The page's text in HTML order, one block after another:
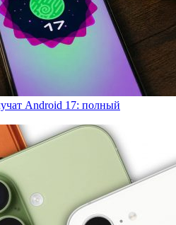
Android 17: полный